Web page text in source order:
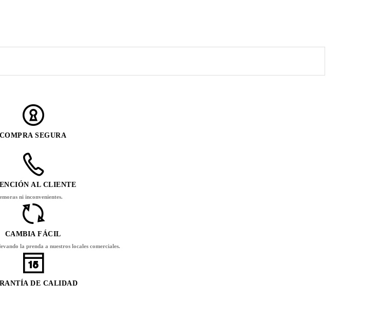
COMPRA SEGURA
AL CLIENTE
ni inconvenientes.
CAMBIA FÁCIL
la prenda a nuestros locales comerciales.
DE CALIDAD